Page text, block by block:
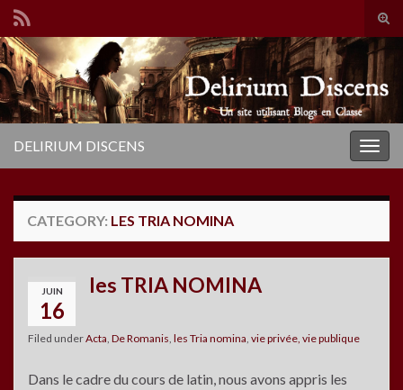
Search for:
DELIRIUM DISCENS
CATEGORY: LES TRIA NOMINA
JUIN
16
les TRIA NOMINA
Filed underActa De Romanis les Tria nomina vie privée, vie publique
Dans le cadre du cours de latin, nous avons appris les